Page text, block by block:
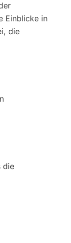
Einblicke in
die
die